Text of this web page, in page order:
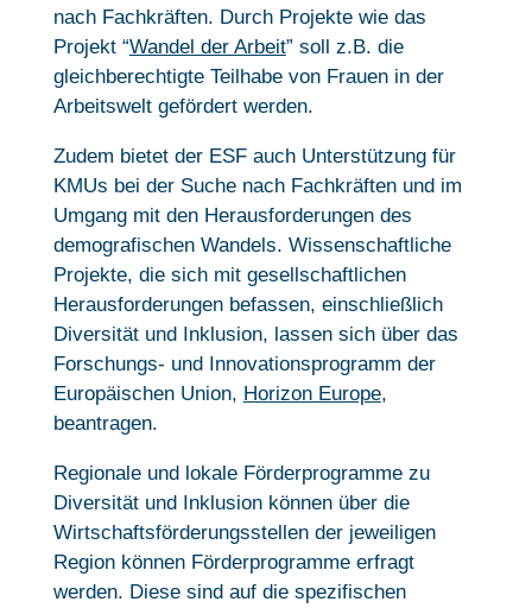
nach Fachkräften. Durch Projekte wie das
Projekt “Wandel der Arbeit” soll z.B. die
gleichberechtigte Teilhabe von Frauen in der
Arbeitswelt gefördert werden.
Zudem bietet der ESF auch Unterstützung für
KMUs bei der Suche nach Fachkräften und im
Umgang mit den Herausforderungen des
demografischen Wandels. Wissenschaftliche
Projekte, die sich mit gesellschaftlichen
Herausforderungen befassen, einschließlich
Diversität und Inklusion, lassen sich über das
Forschungs- und Innovationsprogramm der
Europäischen Union, Horizon Europe,
beantragen.
Regionale und lokale Förderprogramme zu
Diversität und Inklusion können über die
Wirtschaftsförderungsstellen der jeweiligen
Region können Förderprogramme erfragt
werden. Diese sind auf die spezifischen